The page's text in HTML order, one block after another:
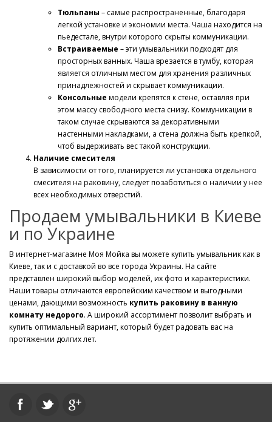
Тюльпаны – самые распространенные, благодаря
легкой установке и экономии места. Чаша находится на
пьедестале, внутри которого скрыты коммуникации.
Встраиваемые – эти умывальники подходят для
просторных ванных. Чаша врезается в тумбу, которая
является отличным местом для хранения различных
принадлежностей и скрывает коммуникации.
Консольные модели крепятся к стене, оставляя при
этом массу свободного места снизу. Коммуникации в
таком случае скрываются за декоративными
настенными накладками, а стена должна быть крепкой,
чтоб выдерживать вес такой конструкции.
Наличие смесителя
В зависимости от того, планируется ли установка отдельного
смесителя на раковину, следует позаботиться о наличии у нее
всех необходимых отверстий.
Продаем умывальники в Киеве
и по Украине
В интернет-магазине Моя Мойка вы можете купить умывальник как в
Киеве, так и с доставкой во все города Украины. На сайте
представлен широкий выбор моделей, их фото и характеристики.
Наши товары отличаются европейским качеством и выгодными
ценами, дающими возможность купить раковину в ванную
комнату недорого. А широкий ассортимент позволит выбрать и
купить оптимальный вариант, который будет радовать вас на
протяжении долгих лет.